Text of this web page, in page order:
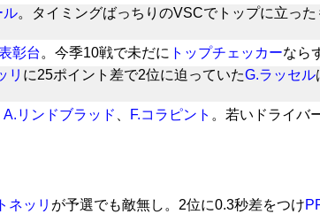
ル。タイミングばっちりのVSCでトップに立っ
彰台。今季10戦で未だに トップチェッカーなら
リ に25ポイント差で2位に迫っていたG.ラッセル
A.リンドブラッド 、 F.コラピント 。若いドライバ
ネッリ が予選でも敵無し。2位に0.3秒差をつけ